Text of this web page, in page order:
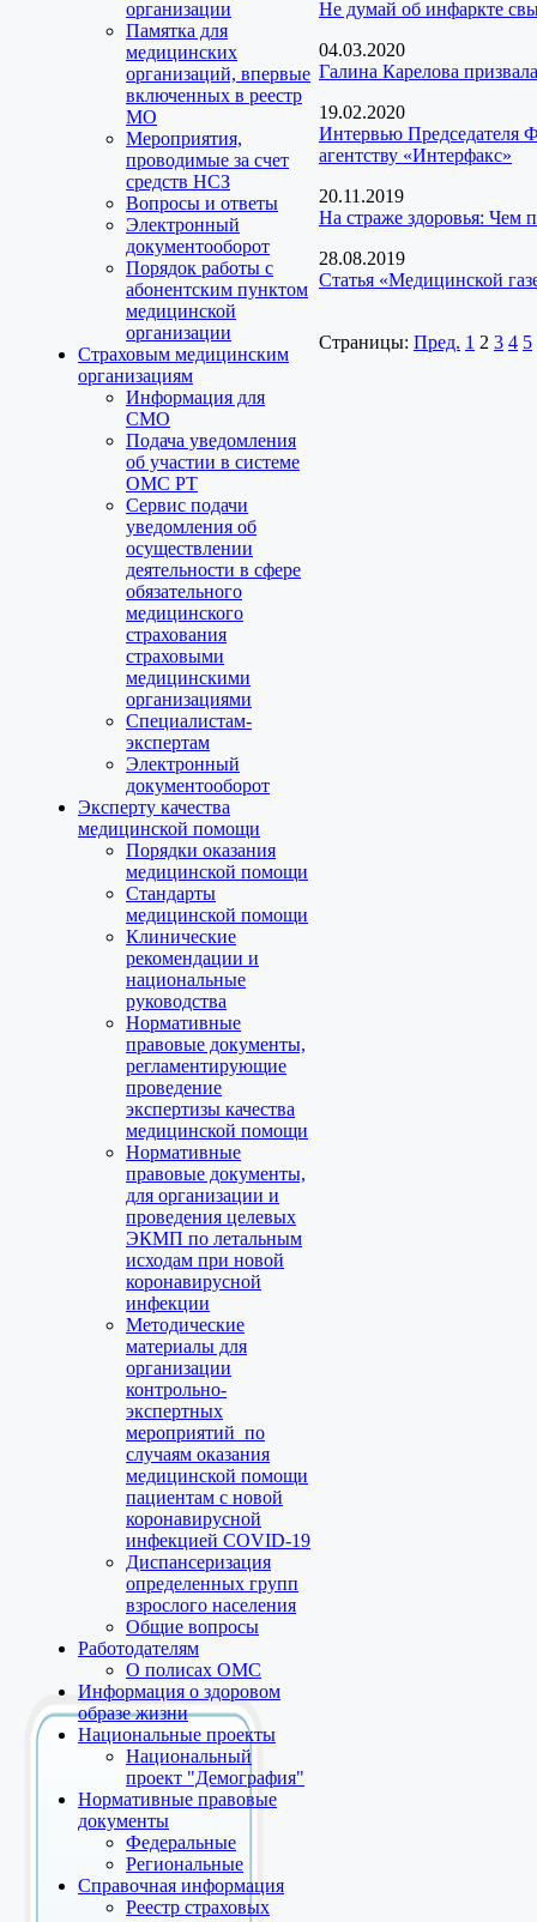
организации
Памятка для
медицинских
организаций, впервые
включенных в реестр
МО
Мероприятия,
проводимые за счет
средств НСЗ
Вопросы и ответы
Электронный
документооборот
Порядок работы с
абонентским пунктом
медицинской
организации
Страховым медицинским
организациям
Информация для
СМО
Подача уведомления
об участии в системе
ОМС РТ
Сервис подачи
уведомления об
осуществлении
деятельности в сфере
обязательного
медицинского
страхования
страховыми
медицинскими
организациями
Специалистам-
экспертам
Электронный
документооборот
Эксперту качества
медицинской помощи
Порядки оказания
медицинской помощи
Стандарты
медицинской помощи
Клинические
рекомендации и
национальные
руководства
Нормативные
правовые документы,
регламентирующие
проведение
экспертизы качества
медицинской помощи
Нормативные
правовые документы,
для организации и
проведения целевых
ЭКМП по летальным
исходам при новой
коронавирусной
инфекции
Методические
материалы для
организации
контрольно-
экспертных
мероприятий по
случаям оказания
медицинской помощи
пациентам с новой
коронавирусной
инфекцией COVID-19
Диспансеризация
определенных групп
взрослого населения
Общие вопросы
Работодателям
О полисах ОМС
Информация о здоровом
образе жизни
Национальные проекты
Национальный
проект "Демография"
Нормативные правовые
документы
Федеральные
Региональные
Справочная информация
Реестр страховых
Не думай об инфаркте
04.03.2020
Галина Карелова
19.02.2020
Интервью Председателя
агентству «Интерфакс»
20.11.2019
На страже здоровья: Чем
28.08.2019
Статья «Медицинской
Страницы: Пред. 1 2 3 4 5